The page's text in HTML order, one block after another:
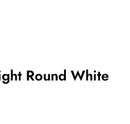
Round White